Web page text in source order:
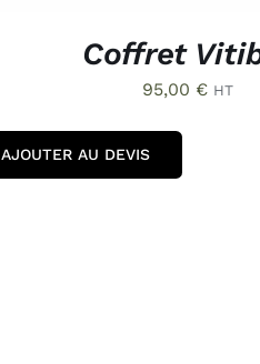
Coffret
95,00 € HT
AJOUTER AU DEVIS